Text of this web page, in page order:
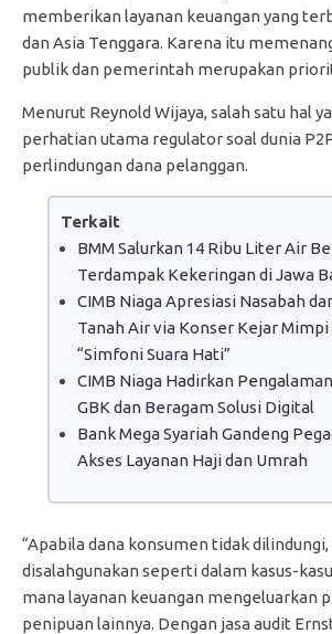
memberikan layanan keuangan yang
dan Asia Tenggara. Karena itu
publik dan pemerintah merupakan
Menurut Reynold Wijaya, salah satu hal
perhatian utama regulator soal dunia
perlindungan dana pelanggan.
Terkait
BMM Salurkan 14 Ribu Liter Air
Terdampak Kekeringan di Jawa
CIMB Niaga Apresiasi Nasabah
Tanah Air via Konser Kejar
“Simfoni Suara Hati”
CIMB Niaga Hadirkan
GBK dan Beragam Solusi Digital
Bank Mega Syariah Gandeng
Akses Layanan Haji dan Umrah
“Apabila dana konsumen tidak
disalahgunakan seperti dalam kasus-
mana layanan keuangan mengeluarkan
penipuan lainnya. Dengan jasa audit